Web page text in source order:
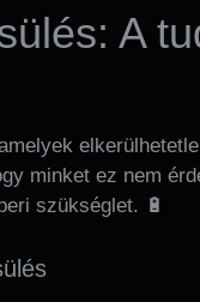
A
minket ez nem
szükséglet. 🔋